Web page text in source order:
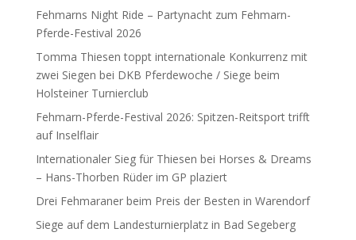
Fehmarns Night Ride – Partynacht zum Fehmarn-
Pferde-Festival 2026
Tomma Thiesen toppt internationale Konkurrenz mit
zwei Siegen bei DKB Pferdewoche / Siege beim
Holsteiner Turnierclub
Fehmarn-Pferde-Festival 2026: Spitzen-Reitsport trifft
auf Inselflair
Internationaler Sieg für Thiesen bei Horses & Dreams
– Hans-Thorben Rüder im GP plaziert
Drei Fehmaraner beim Preis der Besten in Warendorf
Siege auf dem Landesturnierplatz in Bad Segeberg